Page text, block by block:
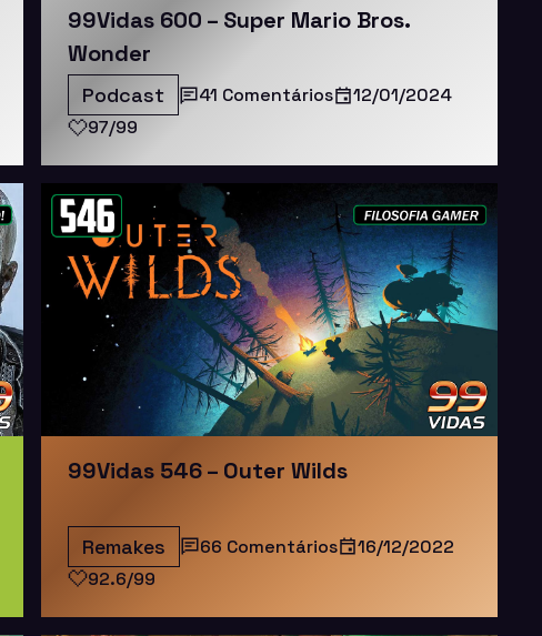
99Vidas 600 – Super Mario Bros.
Wonder
Podcast 41 Comentários
12/01/2024
97/99
99Vidas 546 – Outer Wilds
Remakes 66 Comentários
16/12/2022
92.6/99